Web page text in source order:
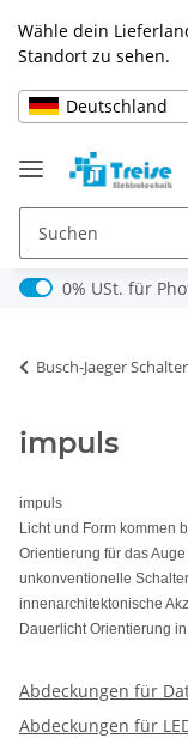
Wähle dein
Standort zu sehen.
Deutschland
0% USt. für
0% USt. für
Busch-Jaeger
impuls
impuls
Licht und Form kommen
Orientierung für das
unkonventionelle
innenarchitektonische
Dauerlicht Orientierung in
Abdeckungen für
Abdeckungen für